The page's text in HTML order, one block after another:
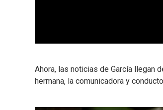
1
m
i
Ahora, las noticias de García llegan
hermana, la comunicadora y